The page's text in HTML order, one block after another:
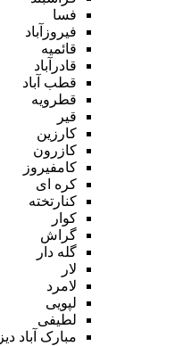
فسا
فیروزآباد
قائمیه
قادرآباد
قطب آباد
قطرویه
قیر
کارزین
کازرون
کامفیروز
کره ای
کنارتخته
کوار
گراش
گله دار
لار
لامرد
لپویی
لطیفی
مبارک آباد دیز